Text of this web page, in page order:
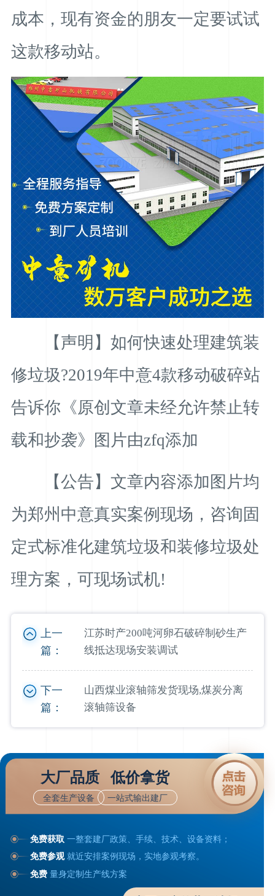
成本，现有资金的朋友一定要试试
这款移动站。
【声明】如何快速处理建筑装
修垃圾?2019年中意4款移动破碎站
告诉你《原创文章未经允许禁止转
载和抄袭》图片由zfq添加
【公告】文章内容添加图片均
为郑州中意真实案例现场，咨询固
定式标准化建筑垃圾和装修垃圾处
理方案，可现场试机!
上一
篇：
江苏时产200吨河卵石破碎制砂生产
线抵达现场安装调试
下一
篇：
山西煤业滚轴筛发货现场,煤炭分离
滚轴筛设备
大厂品质 低价拿货
全套生产设备 一站式输出建厂
免费获取 一整套建厂政策、手续、技术、设备资料；
免费参观就近安排案例现场，实地参观考察。
免费量身定制生产线方案